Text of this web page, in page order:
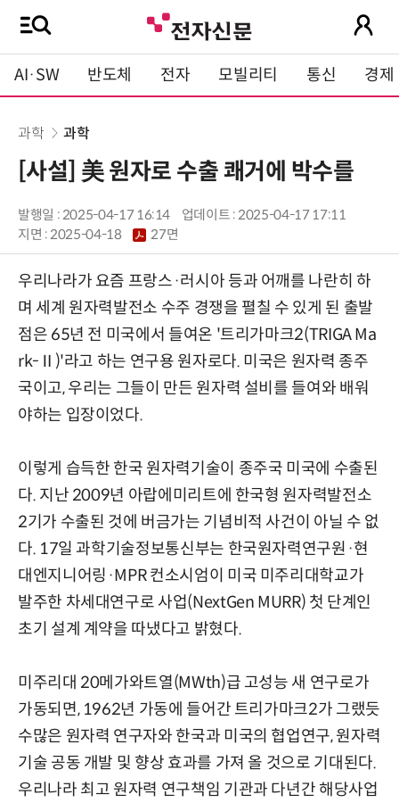
AI·SW 반도체 전자 모빌리티 통신 경제
과학 과학
[사설] 美 원자로 수출 쾌거에 박수를
발행일 : 2025-04-17 16:14
업데이트 : 2025-04-17 17:11
지면 :2025-04-18 27면
우리나라가 요즘 프랑스·러시아 등과 어깨를 나란히 하
며 세계 원자력발전소 수주 경쟁을 펼칠 수 있게 된 출발
점은 65년 전 미국에서 들여온 '트리가마크2(TRIGA Ma
rk-Ⅱ)'라고 하는 연구용 원자로다. 미국은 원자력 종주
국이고, 우리는 그들이 만든 원자력 설비를 들여와 배워
야하는 입장이었다.
이렇게 습득한 한국 원자력기술이 종주국 미국에 수출된
다. 지난 2009년 아랍에미리트에 한국형 원자력발전소
2기가 수출된 것에 버금가는 기념비적 사건이 아닐 수 없
다. 17일 과학기술정보통신부는 한국원자력연구원·현
대엔지니어링·MPR 컨소시엄이 미국 미주리대학교가
발주한 차세대연구로 사업(NextGen MURR) 첫 단계인
초기 설계 계약을 따냈다고 밝혔다.
미주리대 20메가와트열(MWth)급 고성능 새 연구로가
가동되면, 1962년 가동에 들어간 트리가마크2가 그랬듯
수많은 원자력 연구자와 한국과 미국의 협업연구, 원자력
기술 공동 개발 및 향상 효과를 가져 올 것으로 기대된다.
우리나라 최고 원자력 연구책임 기관과 다년간 해당사업